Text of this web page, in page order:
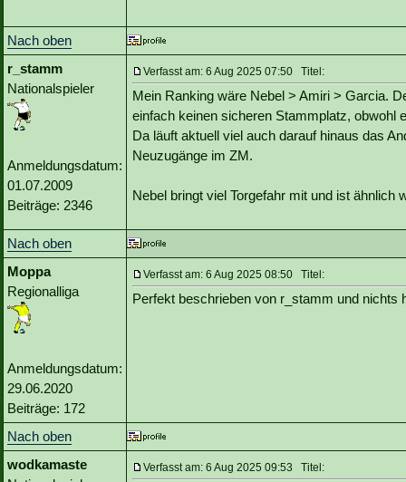
Nach oben
r_stamm
Nationalspieler
Anmeldungsdatum:
01.07.2009
Beiträge: 2346
Verfasst am: 6 Aug 2025 07:50 Titel:
Mein Ranking wäre Nebel > Amiri > Garcia.
einfach keinen sicheren Stammplatz, obwohl
Da läuft aktuell viel auch darauf hinaus das
Neuzugänge im ZM.
Nebel bringt viel Torgefahr mit und ist
Nach oben
Moppa
Regionalliga
Anmeldungsdatum:
29.06.2020
Beiträge: 172
Verfasst am: 6 Aug 2025 08:50 Titel:
Perfekt beschrieben von r_stamm und nichts
Nach oben
wodkamaste
Verfasst am: 6 Aug 2025 09:53 Titel: